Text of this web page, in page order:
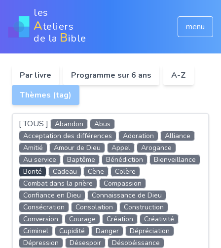
les
Ateliers
de la Bible
menu
Par livre Programme sur 6 ans
A-Z
Thèmes (tag)
[ TOUS ] Abandon
Abus
Acceptation des différences
Adoration
Alliance
Amitié
Amour de Dieu Appel
Arogance
Au service
Baptême Bénédiction
Bienveillance
Bonté
Cadeau Cène
Colère
Combat dans la prière
Compassion
Confiance en Dieu
Connaissance de Dieu
Consécration
Consolation
Construction
Conversion
Courage Création
Créativité
Criminel
Cupidité Danger
Dépréciation
Dépression
Désespoir
Désobéissance